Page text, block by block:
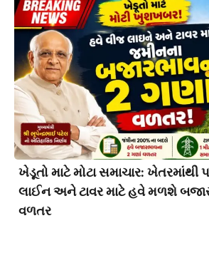
ખેડૂતો માટે મોટા સમાચાર: ખેતરમાંથી
લાઈન અને ટાવર માટે હવે મળશે
વળતર